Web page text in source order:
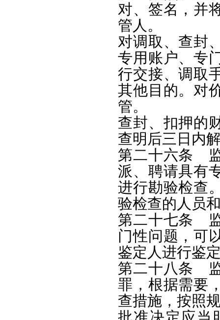
对、签名，并
管人。
对调取、查封
专用账户、专
行交接、调取
其他目的。对
管。
查封、扣押的
查明后三日内
第二十六条
派、聘请具有
进行勘验检查
验检查的人员
第二十七条
门性问题，可
鉴定人进行鉴
第二十八条
罪，根据需要
查措施，按照